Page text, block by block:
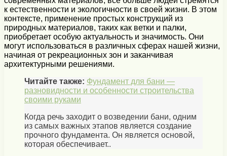
к естественности и экологичности в своей жизни. В этом
контексте, применение простых конструкций из
природных материалов, таких как ветки и палки,
приобретает особую актуальность и значимость. Они
могут использоваться в различных сферах нашей жизни,
начиная от рекреационных зон и заканчивая
архитектурными решениями.
Читайте также: Фундамент для бани —
разновидности и особенности строительства
своими руками
Когда речь заходит о возведении бани, одним
из самых важных этапов является создание
прочного фундамента. Он является основой,
которая обеспечивает..